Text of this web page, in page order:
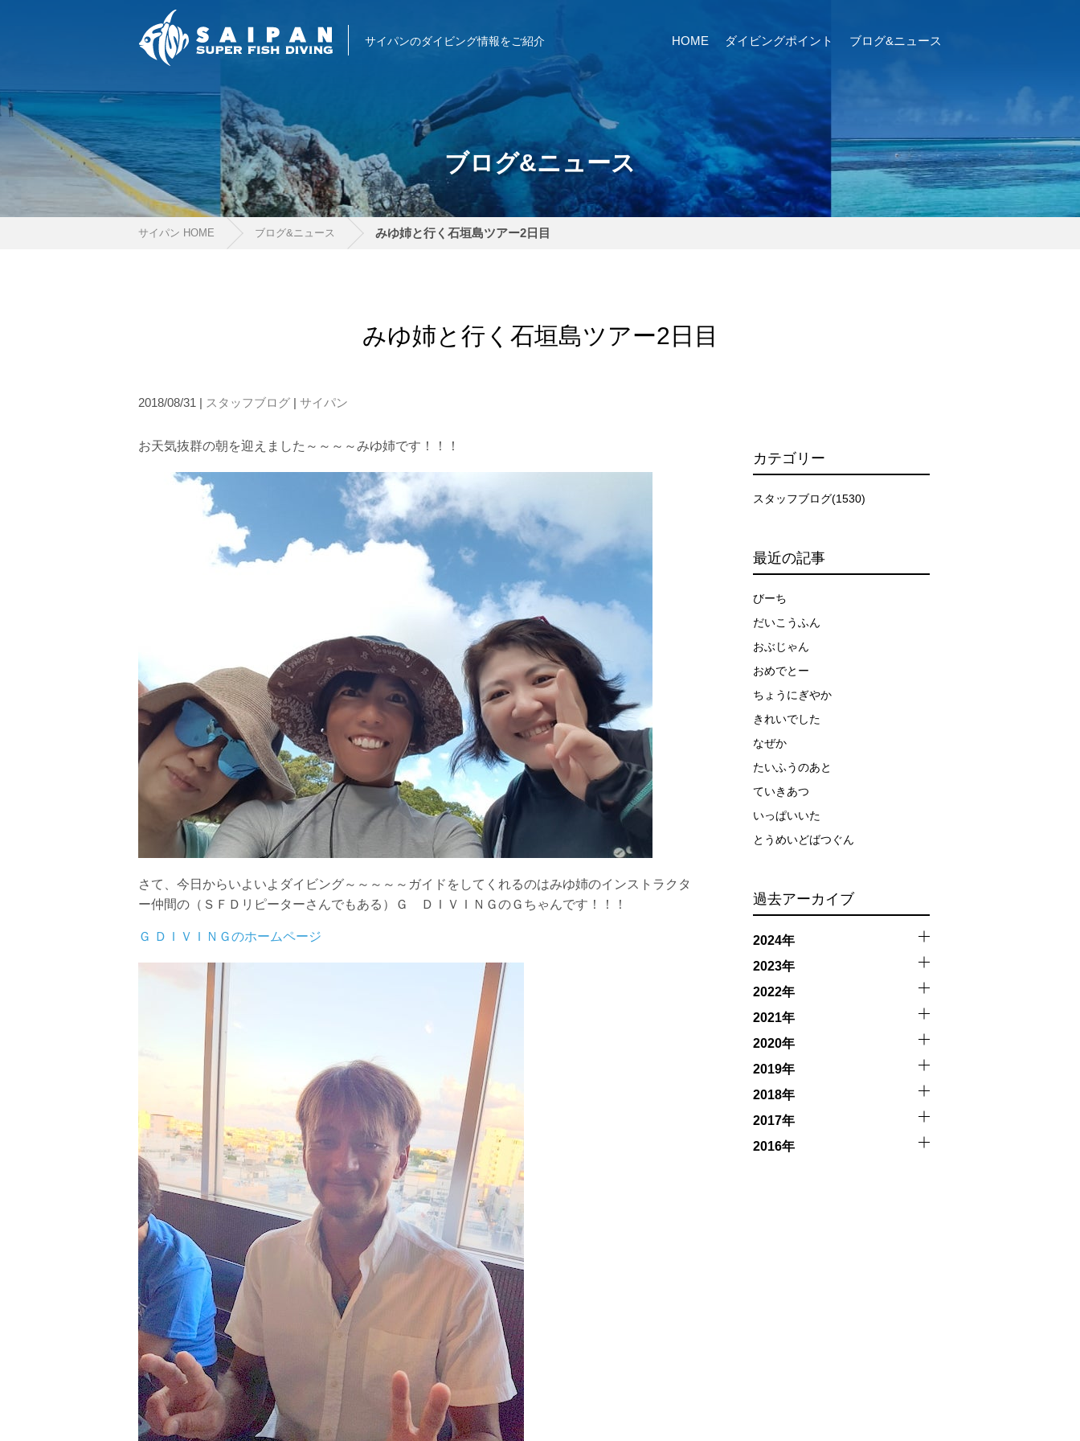
サイパンのダイビング情報をご紹介
ブログ&ニュース
HOME ダイビングポイント ブログ&ニュース
サイパン HOME ブログ&ニュース みゆ姉と行く石垣島ツアー2日目
みゆ姉と行く石垣島ツアー2日目
2018/08/31 | スタッフブログ | サイパン
お天気抜群の朝を迎えました～～～～みゆ姉です！！！
さて、今日からいよいよダイビング～～～～～ガイドをしてくれるのはみゆ姉のインストラクタ
ー仲間の（ＳＦＤリピーターさんでもある）Ｇ ＤＩＶＩＮＧのＧちゃんです！！！
Ｇ ＤＩＶＩＮＧのホームページ
カテゴリー
スタッフブログ(1530)
最近の記事
びーち
だいこうふん
おぶじゃん
おめでとー
ちょうにぎやか
きれいでした
なぜか
たいふうのあと
ていきあつ
いっぱいいた
とうめいどばつぐん
過去アーカイブ
2024年
2023年
2022年
2021年
2020年
2019年
2018年
2017年
2016年
クジラを発見した場合は、その時のクジラの様子や海況を確認し、ガイドがスイム開始可能と判断した場合にのみエントリーを行います。
たとえクジラが近くを泳いでいても、状況によってはエントリーを行わない場合があります。
2.人数制限とエントリー順
クジラへのストレス軽減や安全管理の観点から、エントリー人数を制限する場合があります。また、エントリーの順番はガイドが決定しますので、必ずその指示に従って準備してくだ
3.クジラとの距離と泳ぎ方
クジラの観察は水面からのみとし、素潜りは禁止とします。クジラによっては、人が近くを泳ぐことを嫌い、逃げてしまう場合があります。そのため、原則として緊急時やガイドの指
示がある場合を除き、クジラの近くでフィンキックなどをして泳ぐことも禁止します。クジラは一度でもそのような行動を取る人間を嫌がってしまうと、その後スイムで近づくことが
できなくなる場合が多いため、必ずこれらの事項をお守りください。
ツアー当日は、ゲストの安全を最優先とし、可能な限りスイムが実施できるよう努めます。しかし、万が一海にエントリーできなかった場合や、クジラを発見できなかった場合でも返
金はいたしませんので、あらかじめご了承ください。
沖縄の1月～3月は、季節的に海が穏やかな日は多くありません。そのため、多少の波やうねりがある中でスノーケリングを行う場合が多くなります。泳力や体力に自信のない方、また
船酔いしやすい方は、ご自身で事前に十分な対策をお願いいたします。
ツアー中に、スノーケリングやスキンダイビングの技術が本ツアーに参加できるレベルに達していないと判断した場合には、参加をお断りする場合があります。スキンダイビングの経
験が浅い方については、条件付きでのご案内となる場合があります。その際のご返金には応じかねますので、あらかじめご了承ください。これまでの経験については当日ご申告いただ
きますので、ご不安のある方は事前にご相談ください。
ホエールスイム参加時に使用する器材やスーツのレンタルをご希望の方は、事前にお申し出ください。
承諾しました。
ホエールスイムは、通常のスノーケリングやスキンダイビングに伴う危険に加え、予測不能なクジラの行動や、クジラとの接触によってトラブルが発生する可能性があります。さらに、
流れのある海上で、船上からエントリーやエキジットを行う際にもトラブルが生じる可能性があります。そして、これらを要因として傷害や損害が発生する場合があります。またホエー
ルスイムでは、これら以外にも想定できないトラブルが発生する可能性があります。
参加者はこれらのリスクを理解し、傷害や損害につながった場合、またはその他いかなる理由があっても、当ツアー開催主催者とガイド、船舶の保有者及び船長に対して損害賠償を請求
承諾しました。
上記承諾ください。